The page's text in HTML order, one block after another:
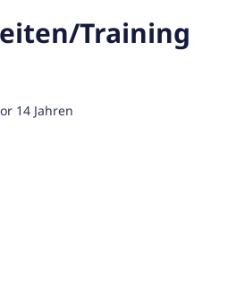
Training
14 Jahren